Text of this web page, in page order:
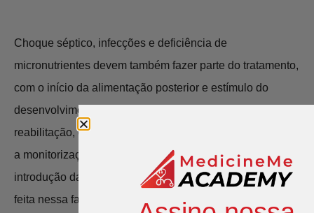
Choque séptico, infecções e deficiência de
micronutrientes devem também fazer parte do tratamento,
com o início da alimentação posterior e estímulo do
desenvolvimento emocional e sensorial. Na fase de
reabilitação, que inicia após 1 semana, deve-se continuar
a monitorização, porém há um destaque maior para a
introdução da suplementação de ferro que só deve ser
feita nessa fase.